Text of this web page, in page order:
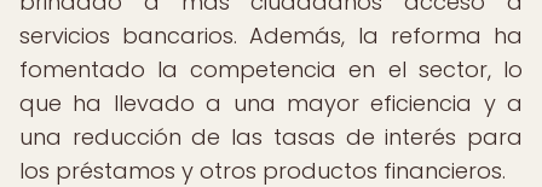
servicios bancarios. Además, la reforma ha
fomentado la competencia en el sector, lo
que ha llevado a una mayor eficiencia y a
una reducción de las tasas de interés para
los préstamos y otros productos financieros.